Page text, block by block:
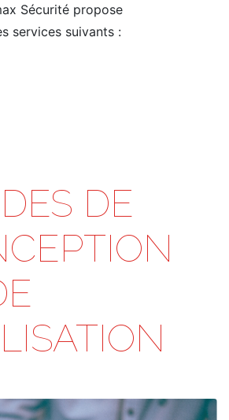
Sécurité propose
services suivants :
DE